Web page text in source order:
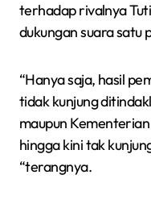
terhadap rivalnya
dukungan suara satu
“Hanya saja, hasil
tidak kunjung
maupun
hingga kini tak
“terangnya.